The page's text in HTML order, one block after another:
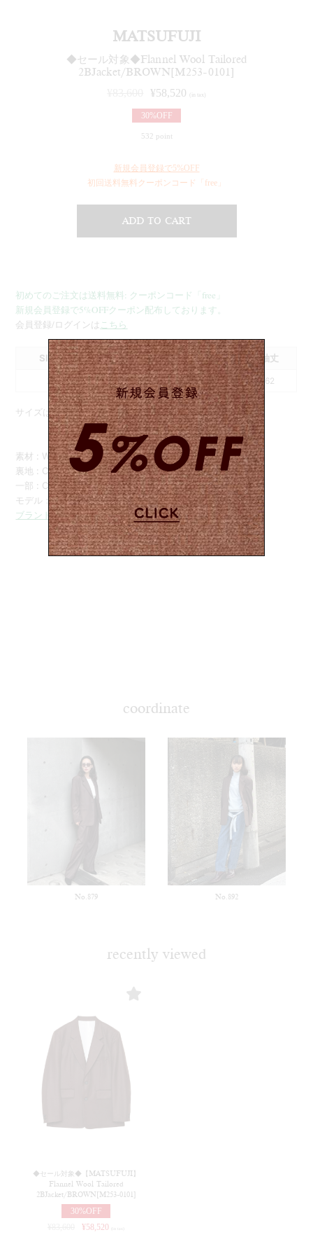
MATSUFUJI
◆セール対象◆Flannel Wool Tailored
2BJacket/BROWN[M253-0101]
¥58,520 (in tax)
30%OFF
532 point
新規会員登録で5%OFF
初回送料無料クーポンコード「free」
ADD TO CART
初めてのご注文は送料無料: クーポンコード「free」
新規会員登録で5%OFFクーポン配布しております。
会員登録/ログインは こちら
SIZE 肩幅 身幅 着丈 袖丈
2 49 51 74 62
サイズはcm表記です
素材 : WOOL89%NYLON8%CASHMERE3%
裏地 : CUPRO 100%
一部 : COTTON 100%
モデル：164cm
ブランドのプロフィールはこちら
coordinate
No.879 No.892
recently viewed
◆セール対象◆【MATSUFUJI】
Flannel Wool Tailored
2BJacket/BROWN[M253-0101]
30%OFF
¥58,520 (in tax)